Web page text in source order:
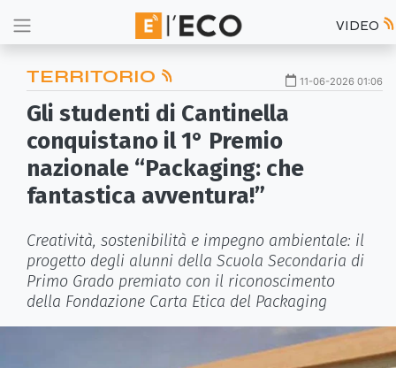
VIDEO
TERRITORIO 11-06-2026 01:06
Gli studenti di Cantinella
conquistano il 1° Premio
nazionale “Packaging: che
fantastica avventura!”
Creatività, sostenibilità e impegno ambientale: il
progetto degli alunni della Scuola Secondaria di
Primo Grado premiato con il riconoscimento
della Fondazione Carta Etica del Packaging